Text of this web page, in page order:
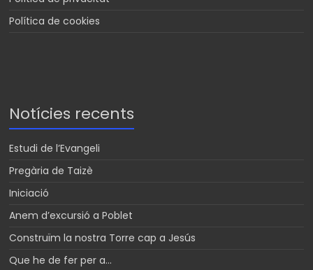
Política de cookies
Notícies recents
Estudi de l’Evangeli
Pregària de Taizè
Iniciació
Anem d’excursió a Poblet
Construïm la nostra Torre cap a Jesús
Que he de fer per a…